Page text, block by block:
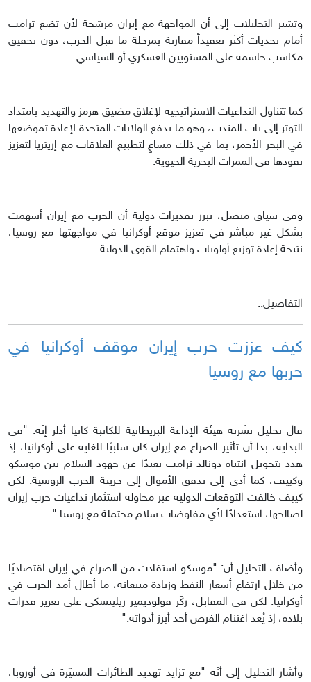
وتشير التحليلات إلى أن المواجهة مع إيران مرشحة لأن تضع ترامب
أمام تحديات أكثر تعقيداً مقارنة بمرحلة ما قبل الحرب، دون تحقيق
مكاسب حاسمة على المستويين العسكري أو السياسي.
كما تتناول التداعيات الاستراتيجية لإغلاق مضيق هرمز والتهديد بامتداد
التوتر إلى باب المندب، وهو ما يدفع الولايات المتحدة لإعادة تموضعها
في البحر الأحمر، بما في ذلك مساعٍ لتطبيع العلاقات مع إريتريا لتعزيز
نفوذها في الممرات البحرية الحيوية.
وفي سياق متصل، تبرز تقديرات دولية أن الحرب مع إيران أسهمت
بشكل غير مباشر في تعزيز موقع أوكرانيا في مواجهتها مع روسيا،
نتيجة إعادة توزيع أولويات واهتمام القوى الدولية.
التفاصيل..
كيف عززت حرب إيران موقف أوكرانيا في
حربها مع روسيا
قال تحليل نشرته هيئة الإذاعة البريطانية للكاتبة كاتيا أدلر إنّه: "في
البداية، بدا أن تأثير الصراع مع إيران كان سلبيًا للغاية على أوكرانيا، إذ
هدد بتحويل انتباه دونالد ترامب بعيدًا عن جهود السلام بين موسكو
وكييف، كما أدى إلى تدفق الأموال إلى خزينة الحرب الروسية. لكن
كييف خالفت التوقعات الدولية عبر محاولة استثمار تداعيات حرب إيران
لصالحها، استعدادًا لأي مفاوضات سلام محتملة مع روسيا."
وأضاف التحليل أن: "موسكو استفادت من الصراع في إيران اقتصاديًا
من خلال ارتفاع أسعار النفط وزيادة مبيعاته، ما أطال أمد الحرب في
أوكرانيا. لكن في المقابل، ركّز فولوديمير زيلينسكي على تعزيز قدرات
بلاده، إذ يُعد اغتنام الفرص أحد أبرز أدواته."
وأشار التحليل إلى أنّه "مع تزايد تهديد الطائرات المسيّرة في أوروبا،